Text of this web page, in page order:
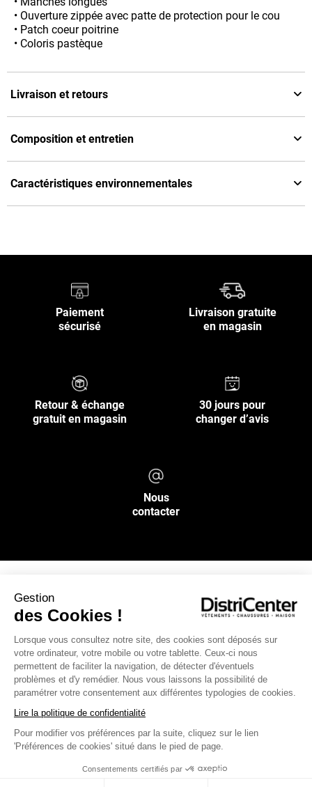
Gestion
des Cookies !
Lorsque vous consultez notre site, des cookies sont déposés sur
votre ordinateur, votre mobile ou votre tablette. Ceux-ci nous
permettent de faciliter la navigation, de détecter d'éventuels
problèmes et d'y remédier. Nous vous laissons la possibilité de
paramétrer votre consentement aux différentes typologies de cookies.
Lire la politique de confidentialité
Pour modifier vos préférences par la suite, cliquez sur le lien
'Préférences de cookies' situé dans le pied de page.
Consentements certifiés par
• Ouverture zippée avec patte de protection pour le cou
• Patch coeur poitrine
• Coloris pastèque
Livraison et retours
Composition et entretien
Caractéristiques environnementales
Paiement
sécurisé
Livraison gratuite
en magasin
Retour & échange
gratuit en magasin
30 jours pour
changer d’avis
Nous
contacter
INFOS PRATIQUES
L’ENSEIGNE DISTRICENTER